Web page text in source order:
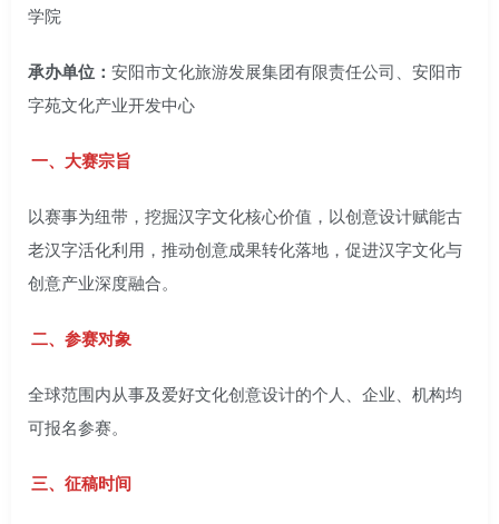
学院
承办单位： 安阳市文化旅游发展集团有限责任公司、安阳市
字苑文化产业开发中心
一、大赛宗旨
以赛事为纽带，挖掘汉字文化核心价值，以创意设计赋能古
老汉字活化利用，推动创意成果转化落地，促进汉字文化与
创意产业深度融合。
二、参赛对象
全球范围内从事及爱好文化创意设计的个人、企业、机构均
可报名参赛。
三、征稿时间